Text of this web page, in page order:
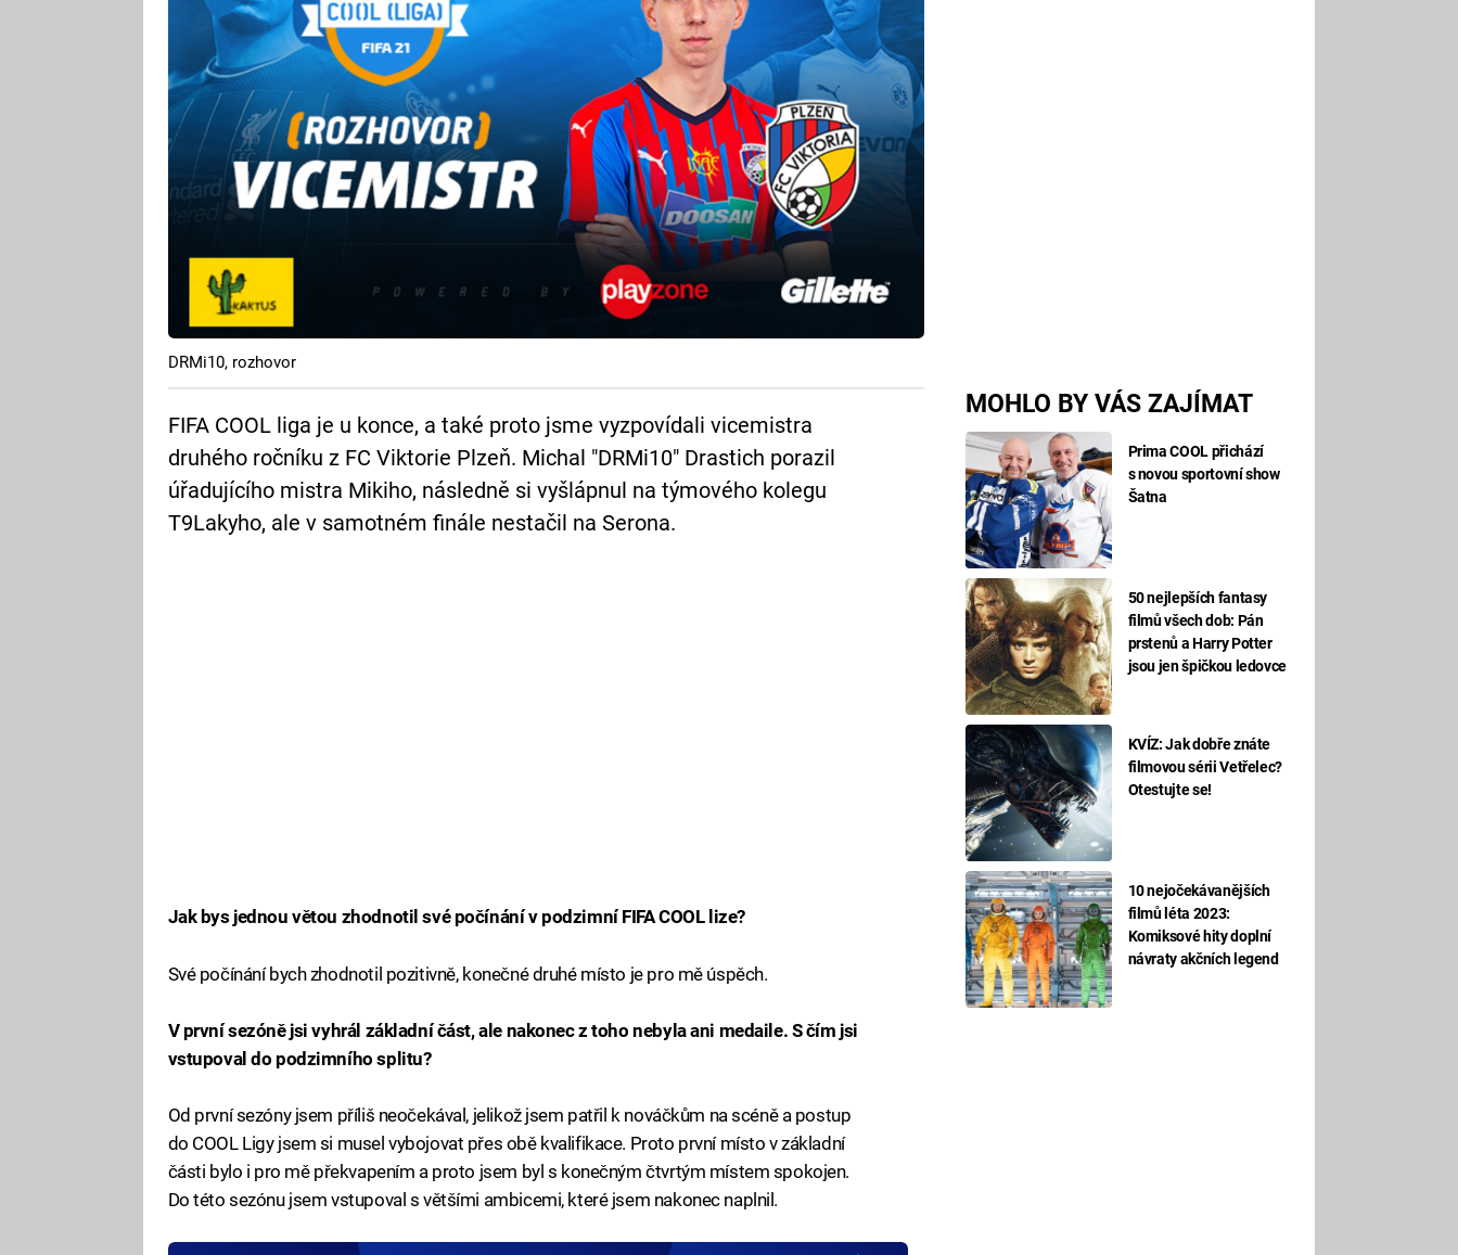
MOHLO BY VÁS ZAJÍMAT
Prima COOL přichází
s novou sportovní show
Šatna
50 nejlepších fantasy
filmů všech dob: Pán
prstenů a Harry Potter
jsou jen špičkou ledovce
KVÍZ: Jak dobře znáte
filmovou sérii Vetřelec?
Otestujte se!
10 nejočekávanějších
filmů léta 2023:
Komiksové hity doplní
návraty akčních legend
DRMi10, rozhovor
FIFA COOL liga je u konce, a také proto jsme vyzpovídali vicemistra
druhého ročníku z FC Viktorie Plzeň. Michal "DRMi10" Drastich porazil
úřadujícího mistra Mikiho, následně si vyšlápnul na týmového kolegu
T9Lakyho, ale v samotném finále nestačil na Serona.
Jak bys jednou větou zhodnotil své počínání v podzimní FIFA COOL lize?
Své počínání bych zhodnotil pozitivně, konečné druhé místo je pro mě úspěch.
V první sezóně jsi vyhrál základní část, ale nakonec z toho nebyla ani medaile. S čím jsi
vstupoval do podzimního splitu?
Od první sezóny jsem příliš neočekával, jelikož jsem patřil k nováčkům na scéně a postup
do COOL Ligy jsem si musel vybojovat přes obě kvalifikace. Proto první místo v základní
části bylo i pro mě překvapením a proto jsem byl s konečným čtvrtým místem spokojen.
Do této sezónu jsem vstupoval s většími ambicemi, které jsem nakonec naplnil.